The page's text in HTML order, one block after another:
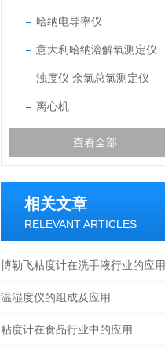
哈纳电导率仪
意大利哈纳溶解氧测定仪
浊度仪 余氯总氯测定仪
离心机
查看全部
相关文章
RELEVANT ARTICLES
博勒飞粘度计在洗手液行业的应用
温湿度仪的组成及应用
粘度计在食品行业中的应用